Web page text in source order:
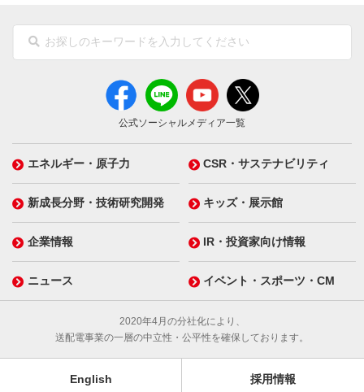
公式ソーシャルメディア一覧
エネルギー・原子力 CSR・サステナビリティ
新成長分野・技術研究開発 キッズ・展示館
企業情報 IR・投資家向け情報
ニュース イベント・スポーツ・CM
2020年4月の分社化により、
送配電事業の一層の中立性・公平性を確保しております。
English 採用情報